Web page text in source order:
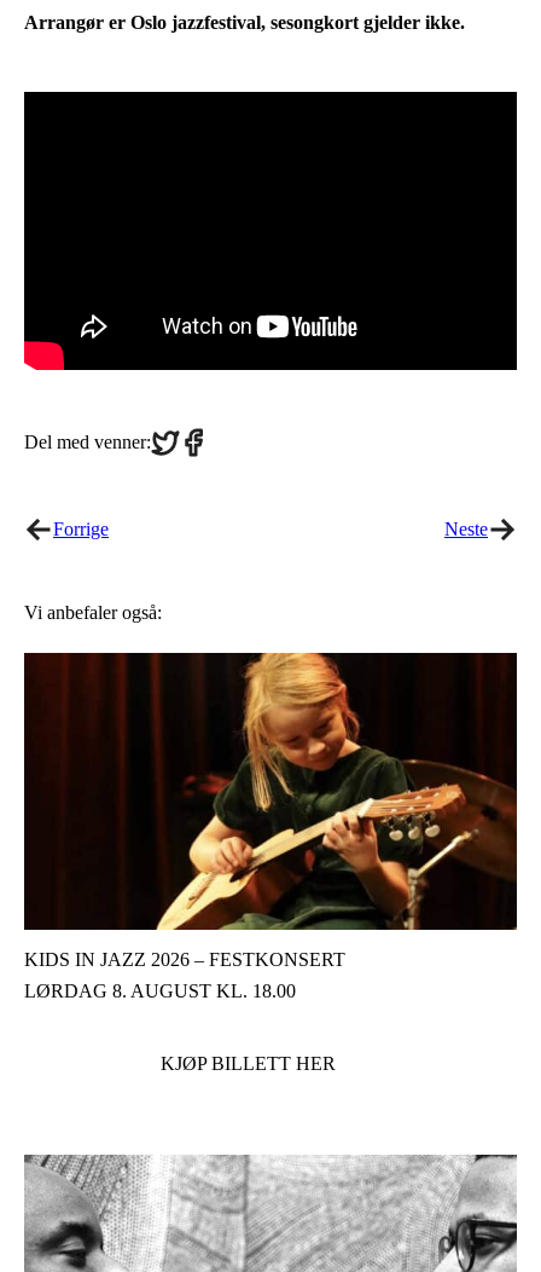
Arrangør er Oslo jazzfestival, sesongkort gjelder ikke.
Del med venner:Share
on
Share
on
Forrige Neste
Vi anbefaler også:
KIDS IN JAZZ 2026 – FESTKONSERT
LØRDAG 8. AUGUST KL. 18.00
KJØP BILLETT HER